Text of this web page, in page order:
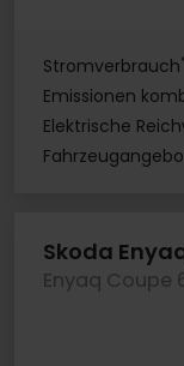
Stromverbrauch*
Emissionen
Elektrische
Skoda